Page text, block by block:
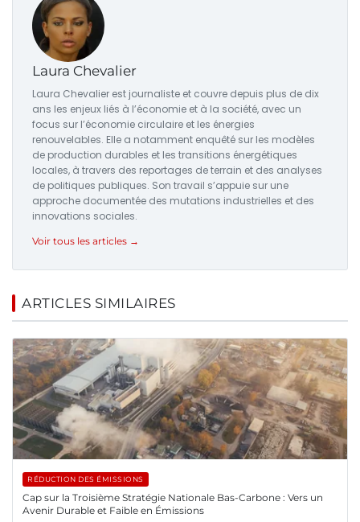
Laura Chevalier
Laura Chevalier est journaliste et couvre depuis plus de dix
ans les enjeux liés à l’économie et à la société, avec un
focus sur l’économie circulaire et les énergies
renouvelables. Elle a notamment enquêté sur les modèles
de production durables et les transitions énergétiques
locales, à travers des reportages de terrain et des analyses
de politiques publiques. Son travail s’appuie sur une
approche documentée des mutations industrielles et des
innovations sociales.
Voir tous les articles →
ARTICLES SIMILAIRES
RÉDUCTION DES ÉMISSIONS
Cap sur la Troisième Stratégie Nationale Bas-Carbone : Vers un
Avenir Durable et Faible en Émissions